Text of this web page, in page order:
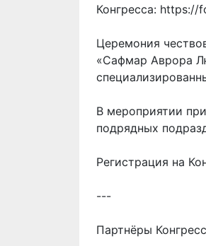
Конгресса: https://
Церемония
«Сафмар Аврора
В мероприятии
подрядных
Регистрация на
---
Партнёры